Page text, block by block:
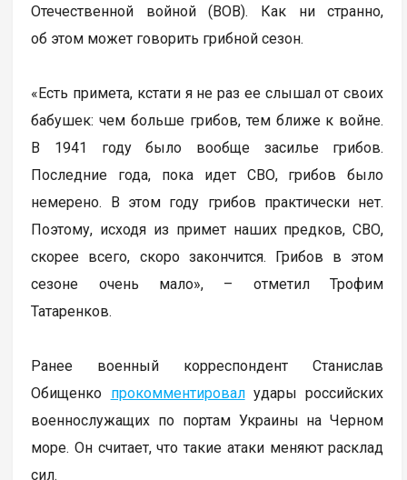
Отечественной войной (ВОВ). Как ни странно,
об этом может говорить грибной сезон.
«Есть примета, кстати я не раз ее слышал от своих
бабушек: чем больше грибов, тем ближе к войне.
В 1941 году было вообще засилье грибов.
Последние года, пока идет СВО, грибов было
немерено. В этом году грибов практически нет.
Поэтому, исходя из примет наших предков, СВО,
скорее всего, скоро закончится. Грибов в этом
сезоне очень мало», – отметил Трофим
Татаренков.
Ранее военный корреспондент Станислав
Обищенко прокомментировалудары российских
военнослужащих по портам Украины на Черном
море. Он считает, что такие атаки меняют расклад
сил.